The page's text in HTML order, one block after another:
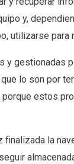
y,
utilizarse para
y gestionadas
que lo son por
estos
la